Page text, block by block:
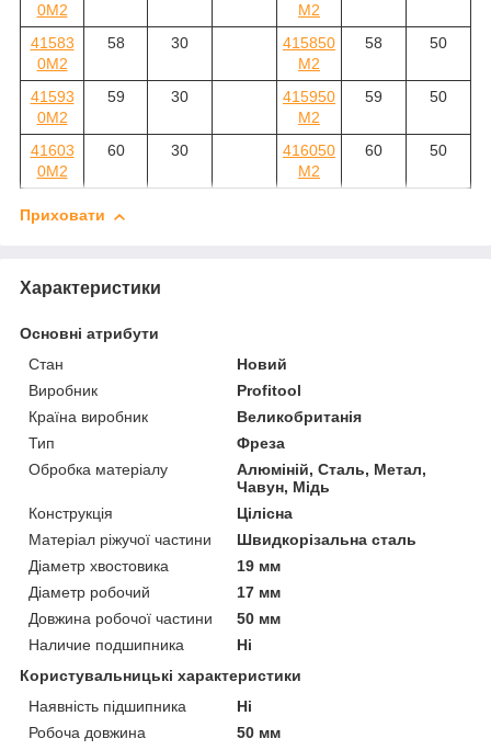
0M2
M2
41583
0M2
58 30
415850
M2
58 50
41593
0M2
59 30
415950
M2
59 50
41603
0M2
60 30
416050
M2
60 50
Приховати
Характеристики
Основні атрибути
Стан
Новий
Виробник
Profitool
Країна виробник
Великобританія
Тип
Фреза
Обробка матеріалу
Алюміній, Сталь, Метал,
Чавун, Мідь
Конструкція
Цілісна
Матеріал ріжучої частини
Швидкорізальна сталь
Діаметр хвостовика
19 мм
Діаметр робочий
17 мм
Довжина робочої частини
50 мм
Наличие подшипника
Ні
Користувальницькі характеристики
Наявність підшипника
Ні
Робоча довжина
50 мм